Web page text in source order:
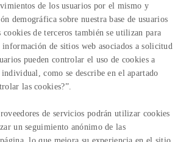
de los usuarios por el mismo y
demográfica sobre nuestra base de usuarios
de terceros también se utilizan para
de sitios web asociados a solicitud
pueden controlar el uso de cookies a
como se describe en el apartado
las cookies?”.
de servicios podrán utilizar cookies
un seguimiento anónimo de las